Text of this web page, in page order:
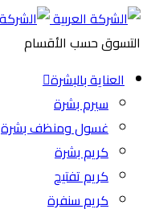
التسوق حسب الأقسام
العناية بالبشرة
سيرم بشرة
غسول ومنظف بشرة
كريم بشرة
كريم تفتيح
كريم سنفرة